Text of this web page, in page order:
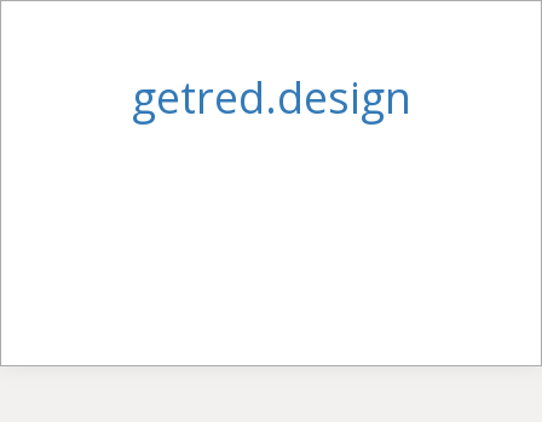
getred.design